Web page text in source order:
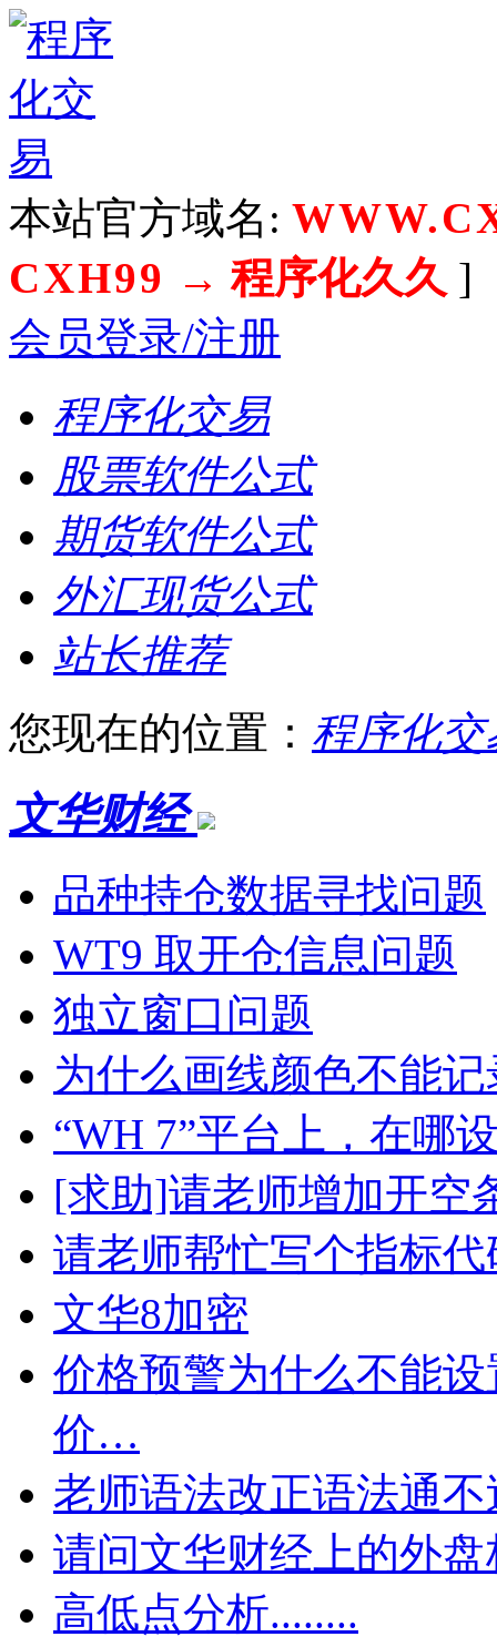
本站官方域名:
CXH99 → 程序化久久 ]
会员登录/注册
程序化交易
股票软件公式
期货软件公式
外汇现货公式
站长推荐
您现在的位置： 程序化交
文华财经
品种持仓数据寻找问题
WT9 取开仓信息问题
独立窗口问题
为什么画线颜色不能
“WH 7”平台上，在哪
[求助]请老师增加开空
请老师帮忙写个指标
文华8加密
价格预警为什么不能
价…
老师语法改正语法通不
请问文华财经上的外
高低点分析........